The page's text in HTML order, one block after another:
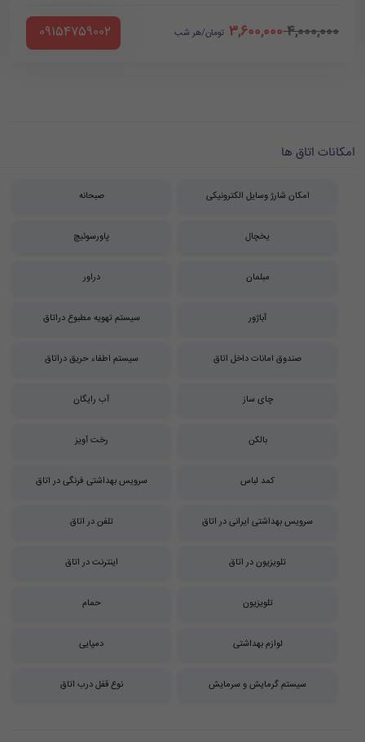
4,000,000
3,600,000 تومان/هر شب ‪ 09154759002
امکانات اتاق ها
امکان شارژ وسایل الکترونیکی صبحانه
یخچال پاورسوئیچ
مبلمان دراور
آباژور سیستم تهویه مطبوع دراتاق
صندوق امانات داخل اتاق سیستم اطفاء حریق دراتاق
چای ساز آب رایگان
بالکن رخت آویز
کمد لباس سرویس بهداشتی فرنگی در اتاق
سرویس بهداشتی ایرانی در اتاق تلفن در اتاق
تلویزیون در اتاق اینترنت در اتاق
تلویزیون حمام
لوازم بهداشتی دمپایی
سیستم گرمایش و سرمایش نوع قفل درب اتاق